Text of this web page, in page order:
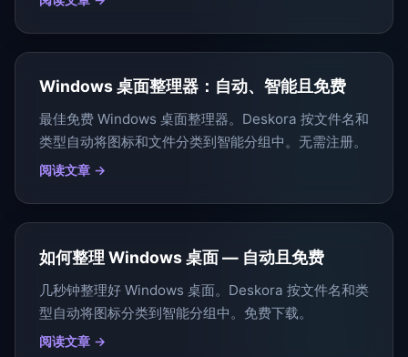
Windows 桌面整理器：自动、智能且免费
最佳免费 Windows 桌面整理器。Deskora 按文件名和
类型自动将图标和文件分类到智能分组中。无需注册。
阅读文章 →
如何整理 Windows 桌面 — 自动且免费
几秒钟整理好 Windows 桌面。Deskora 按文件名和类
型自动将图标分类到智能分组中。免费下载。
阅读文章 →